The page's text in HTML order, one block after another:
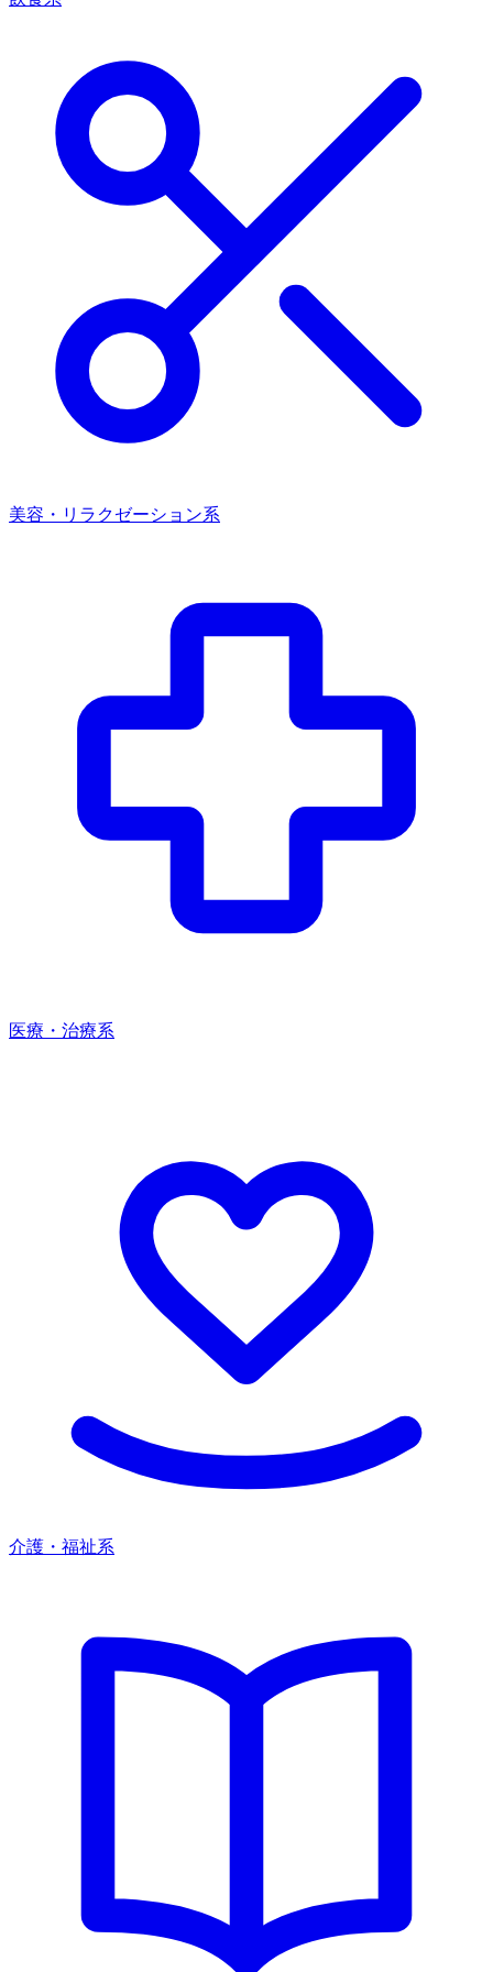
美容・リラクゼーション系
医療・治療系
介護・福祉系